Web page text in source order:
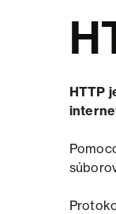
HTTP